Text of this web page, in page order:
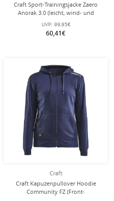
Craft Sport-Trainingsjacke Zaero
Anorak 3.0 (leicht, wind- und
wasserabweisend) schwarz Damen
UVP: 99,95€
60,41€
Craft
Craft Kapuzenpullover Hoodie
Community FZ (Front-